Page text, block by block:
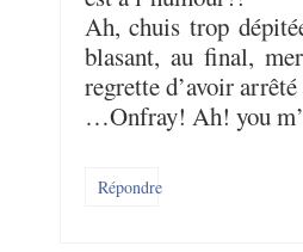
Ah, chuis trop
blasant, au final,
regrette d’avoir
…Onfray! Ah! you
Répondre